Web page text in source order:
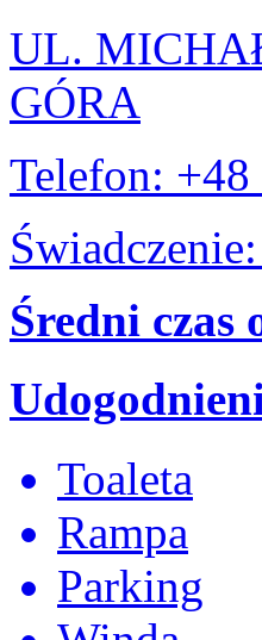
UL.
GÓRA
Telefon:
Średni czas
Toaleta
Rampa
Parking